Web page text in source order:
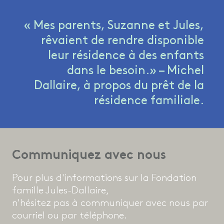
« Mes parents, Suzanne et Jules,
rêvaient de rendre disponible
leur résidence à des enfants
dans le besoin.» – Michel
Dallaire, à propos du prêt de la
résidence familiale.
Communiquez avec nous
Pour plus d'informations sur la Fondation
famille Jules-Dallaire,
n'hésitez pas à communiquer avec nous par
courriel ou par téléphone.